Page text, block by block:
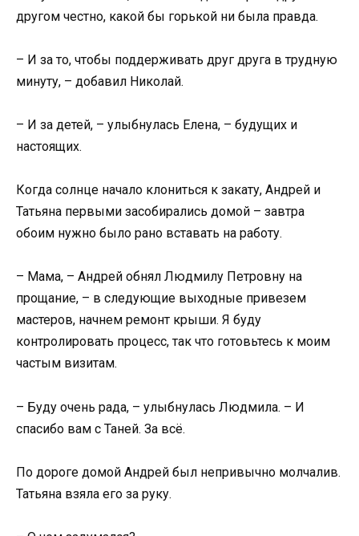
другом честно, какой бы горькой ни была правда.
– И за то, чтобы поддерживать друг друга в трудную
минуту, – добавил Николай.
– И за детей, – улыбнулась Елена, – будущих и
настоящих.
Когда солнце начало клониться к закату, Андрей и
Татьяна первыми засобирались домой – завтра
обоим нужно было рано вставать на работу.
– Мама, – Андрей обнял Людмилу Петровну на
прощание, – в следующие выходные привезем
мастеров, начнем ремонт крыши. Я буду
контролировать процесс, так что готовьтесь к моим
частым визитам.
– Буду очень рада, – улыбнулась Людмила. – И
спасибо вам с Таней. За всё.
По дороге домой Андрей был непривычно молчалив.
Татьяна взяла его за руку.